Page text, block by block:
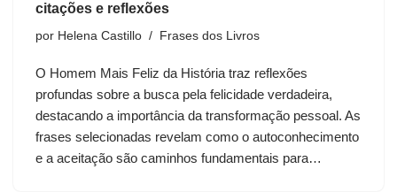
citações e reflexões
por Helena Castillo Frases dos Livros
O Homem Mais Feliz da História traz reflexões
profundas sobre a busca pela felicidade verdadeira,
destacando a importância da transformação pessoal. As
frases selecionadas revelam como o autoconhecimento
e a aceitação são caminhos fundamentais para…